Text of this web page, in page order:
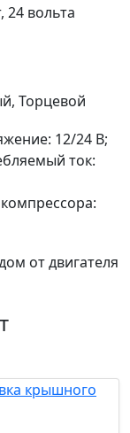
24 вольта
Торцевой
12/24 В;
ток:
от двигателя